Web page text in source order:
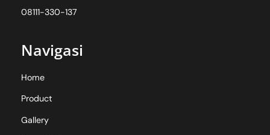
08111-330-137
Navigasi
Home
Product
Gallery